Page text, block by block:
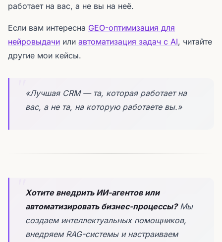
работает на вас, а не вы на неё.
Если вам интересна GEO-оптимизация для
нейровыдачи или автоматизация задач с AI, читайте
другие мои кейсы.
«Лучшая CRM — та, которая работает на
вас, а не та, на которую работаете вы.»
Хотите внедрить ИИ-агентов или
автоматизировать бизнес-процессы?Мы
создаем интеллектуальных помощников,
внедряем RAG-системы и настраиваем